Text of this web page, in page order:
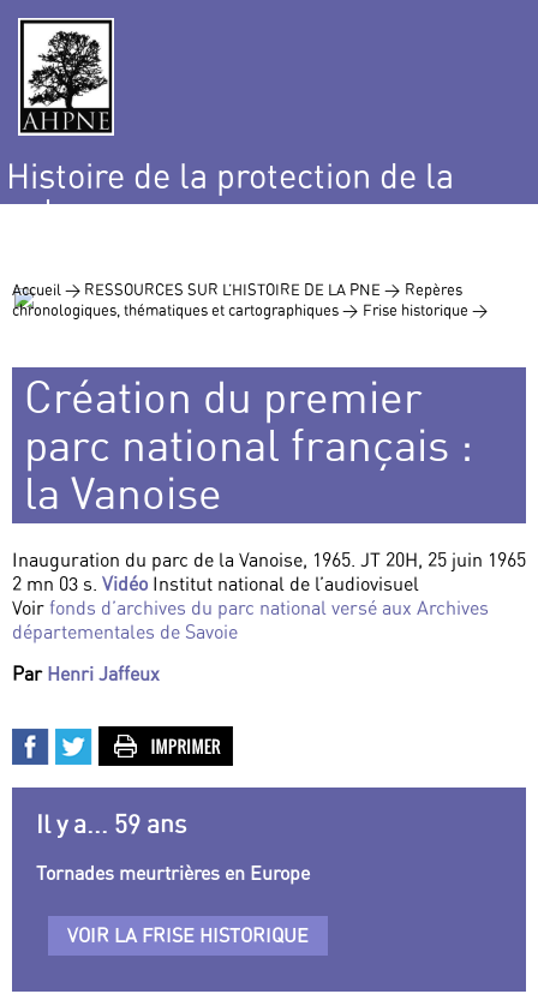
Histoire de la protection de la
nature
Accueil > RESSOURCES SUR L’HISTOIRE DE LA PNE > Repères
chronologiques, thématiques et cartographiques > Frise historique >
Création du premier
parc national français :
la Vanoise
Inauguration du parc de la Vanoise, 1965. JT 20H, 25 juin 1965
2 mn 03 s. Vidéo Institut national de l’audiovisuel
Voir fonds d’archives du parc national versé aux Archives
départementales de Savoie
Par Henri Jaffeux
Il y a... 59 ans
Tornades meurtrières en Europe
VOIR LA FRISE HISTORIQUE